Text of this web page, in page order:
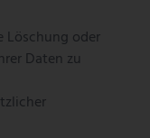
Löschung oder
Daten zu